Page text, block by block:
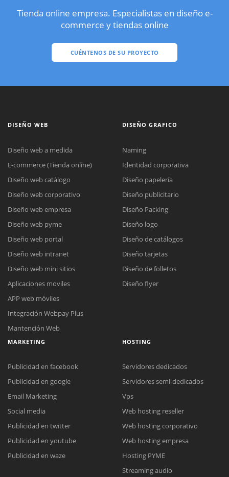
Tienda online empresa. Especialistas en diseño e-
commerce y tiendas online
CUÉNTENOS DE SU PROYECTO
Reunión online
Meet para la reunión online.
Cotización
Chat Online
Todos nuestros ejecutivos están fuera de línea. Complete el formulario
DISEÑO WEB
Diseño web a medida
E-commerce (Tienda online)
Diseño web catálogo
Diseño web corporativo
Diseño web empresa
Diseño web pyme
Diseño web portal
Diseño web intranet
Diseño web mini sitios
Aplicaciones moviles
APP web móviles
Integración Webpay Plus
Mantención Web
DISEÑO GRAFICO
Naming
Identidad corporativa
Diseño papelería
Diseño publicitario
Diseño Packing
Diseño logo
Diseño de catálogos
Diseño tarjetas
Diseño de folletos
Diseño flyer
MARKETING
Publicidad en facebook
Publicidad en google
Email Marketing
Social media
Publicidad en twitter
Publicidad en youtube
Publicidad en waze
HOSTING
Servidores dedicados
Servidores semi-dedicados
Vps
Web hosting reseller
Web hosting corporativo
Web hosting empresa
Hosting PYME
Streaming audio